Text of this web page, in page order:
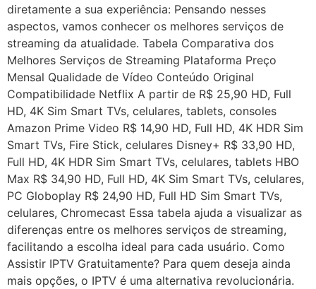
diretamente a sua experiência: Pensando nesses
aspectos, vamos conhecer os melhores serviços de
streaming da atualidade. Tabela Comparativa dos
Melhores Serviços de Streaming Plataforma Preço
Mensal Qualidade de Vídeo Conteúdo Original
Compatibilidade Netflix A partir de R$ 25,90 HD, Full
HD, 4K Sim Smart TVs, celulares, tablets, consoles
Amazon Prime Video R$ 14,90 HD, Full HD, 4K HDR Sim
Smart TVs, Fire Stick, celulares Disney+ R$ 33,90 HD,
Full HD, 4K HDR Sim Smart TVs, celulares, tablets HBO
Max R$ 34,90 HD, Full HD, 4K Sim Smart TVs, celulares,
PC Globoplay R$ 24,90 HD, Full HD Sim Smart TVs,
celulares, Chromecast Essa tabela ajuda a visualizar as
diferenças entre os melhores serviços de streaming,
facilitando a escolha ideal para cada usuário. Como
Assistir IPTV Gratuitamente? Para quem deseja ainda
mais opções, o IPTV é uma alternativa revolucionária.